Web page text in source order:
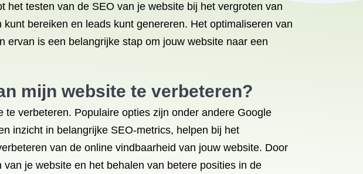
testen van de SEO van je website bij het vergroten van
bereiken en leads kunt genereren. Het optimaliseren van
is een belangrijke stap om jouw website naar een
mijn website te verbeteren?
verbeteren. Populaire opties zijn onder andere Google
inzicht in belangrijke SEO-metrics, helpen bij het
van de online vindbaarheid van jouw website. Door
je website en het behalen van betere posities in de